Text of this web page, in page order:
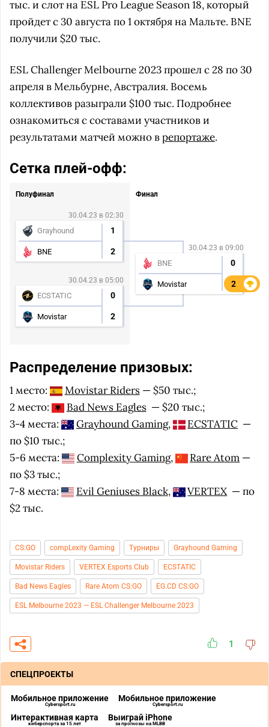
тыс. и слот на ESL Pro League Season 18, который
пройдет с 30 августа по 1 октября на Мальте. BNE
получили $20 тыс.
ESL Challenger Melbourne 2023 прошел с 28 по 30
апреля в Мельбурне, Австралия. Восемь
коллективов разыграли $100 тыс. Подробнее
ознакомиться с составами участников и
результатами матчей можно врепортаже.
Сетка плей-офф:
Полуфинал
30.04.23 в 02:30
Grayhound 1
BNE 2
30.04.23 в 05:00
ECSTATIC 0
Movistar 2
Финал
30.04.23 в 09:00
BNE 0
Movistar 2
2
Распределение призовых:
1 место: Movistar Riders— $50 тыс.;
2 место:
Bad News Eagles— $20 тыс.;
3-4 места:
Grayhound Gaming, ECSTATIC —
по $10 тыс.;
5-6 места:
Complexity Gaming, Rare Atom —
по $3 тыс.;
7-8 места:
Evil Geniuses Black, VERTEX— по
$2 тыс.
CS:GO compLexity Gaming Турниры Grayhound Gaming
Movistar Riders VERTEX Esports Club ECSTATIC
Bad News Eagles Rare Atom CS:GO EG.CD CS:GO
ESL Melbourne 2023 — ESL Challenger Melbourne 2023
1
СПЕЦПРОЕКТЫ
Мобильное приложение
Cybersport.ru
Мобильное приложение
Cybersport.ru
Интерактивная карта
киберспорта за 15 лет
Выиграй iPhone
за прогнозы на MLBB